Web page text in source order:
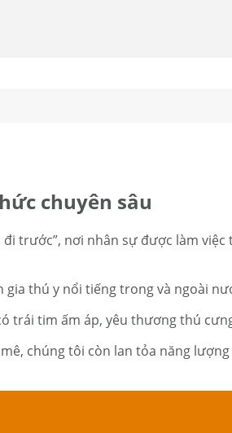
chuyên sâu
trước”, nơi nhân sự được làm
gia thú y nổi tiếng trong và ngoài
trái tim ấm áp, yêu thương thú
chúng tôi còn lan tỏa năng